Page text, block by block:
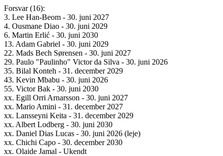
Forsvar (16):
3. Lee Han-Beom - 30. juni 2027
4. Ousmane Diao - 30. juni 2029
6. Martin Erlić - 30. juni 2030
13. Adam Gabriel - 30. juni 2029
22. Mads Bech Sørensen - 30. juni 2027
29. Paulo "Paulinho" Victor da Silva - 30. juni 2026
35. Bilal Konteh - 31. december 2029
43. Kevin Mbabu - 30. juni 2026
55. Victor Bak - 30. juni 2030
xx. Egill Orri Arnarsson - 30. juni 2027
xx. Mario Amini - 31. december 2027
xx. Lansseyni Keita - 31. december 2029
xx. Albert Lodberg - 30. juni 2030
xx. Daniel Dias Lucas - 30. juni 2026 (leje)
xx. Chichi Capo - 30. december 2030
xx. Olaide Jamal - Ukendt